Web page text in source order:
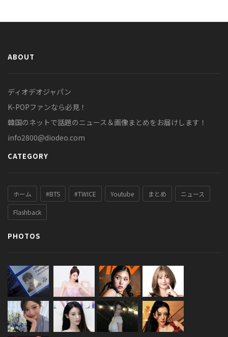
ABOUT
ディオデオジャパン
K-POPファンなら必見！
韓国のネットで話題のニュース＆画像まとめをお届けします！
info2800@diodeo.com
CATEGORY
ホーム #BTS #TWICE Youtube まとめ ニュース
Flashback
PHOTOS